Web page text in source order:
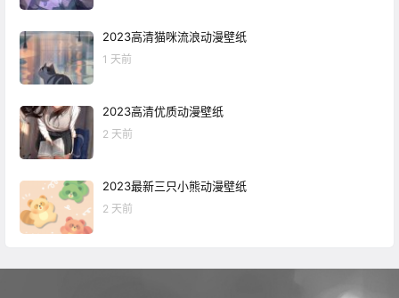
2023高清猫咪流浪动漫壁纸
1 天前
2023高清优质动漫壁纸
2 天前
2023最新三只小熊动漫壁纸
2 天前